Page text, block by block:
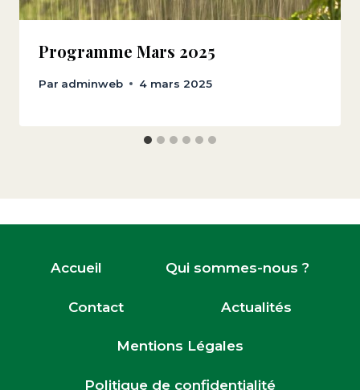
Programme Mars 2025
Par adminweb 4 mars 2025
Accueil Qui sommes-nous ?
Contact Actualités
Mentions Légales
Politique de confidentialité